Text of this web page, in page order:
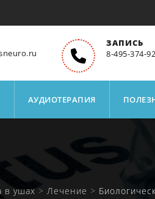
ЗАПИСЬ
8-495-374-
АУДИОТЕРАПИЯ
в ушах> Лечение >